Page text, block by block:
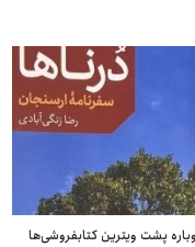
پشت ویترین کتابفروشی‌ها